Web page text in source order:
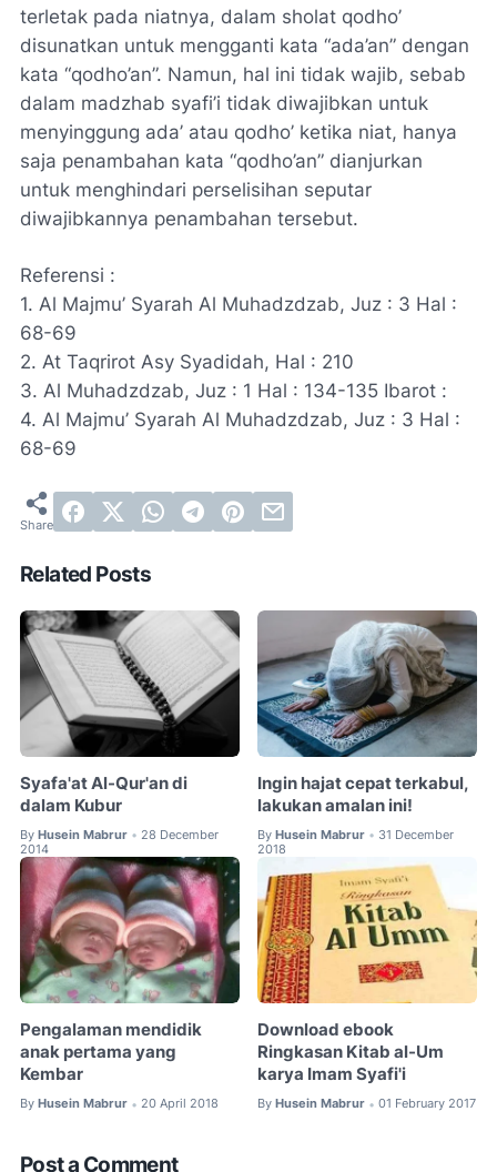
terletak pada niatnya, dalam sholat qodho’
disunatkan untuk mengganti kata “ada’an” dengan
kata “qodho’an”. Namun, hal ini tidak wajib, sebab
dalam madzhab syafi’i tidak diwajibkan untuk
menyinggung ada’ atau qodho’ ketika niat, hanya
saja penambahan kata “qodho’an” dianjurkan
untuk menghindari perselisihan seputar
diwajibkannya penambahan tersebut.
Referensi :
1. Al Majmu’ Syarah Al Muhadzdzab, Juz : 3 Hal :
68-69
2. At Taqrirot Asy Syadidah, Hal : 210
3. Al Muhadzdzab, Juz : 1 Hal : 134-135 Ibarot :
4. Al Majmu’ Syarah Al Muhadzdzab, Juz : 3 Hal :
68-69
Related Posts
Syafa'at Al-Qur'an di
dalam Kubur
By Husein Mabrur • 28 December
2014
Ingin hajat cepat terkabul,
lakukan amalan ini!
By Husein Mabrur • 31 December
2018
Pengalaman mendidik
anak pertama yang
Kembar
By Husein Mabrur • 20 April 2018
Download ebook
Ringkasan Kitab al-Um
karya Imam Syafi'i
By Husein Mabrur • 01 February 2017
Post a Comment